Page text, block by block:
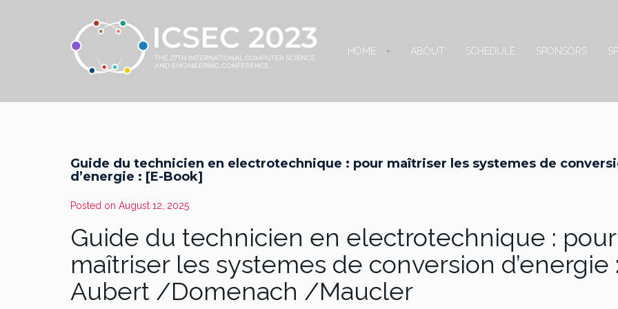
HOME ABOUT SCHEDULE SPONSORS
Guide du technicien en electrotechnique : pour maîtriser les systemes de
d’energie : [E-Book]
Posted on August 12, 2025
Guide du technicien en electrotechnique : pour
maîtriser les systemes de conversion d’energie :
Aubert /Domenach /Maucler